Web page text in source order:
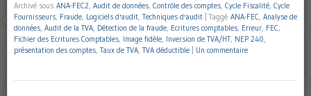
Archivé sous ANA-FEC2, Audit de données, Contrôle des comptes, Cycle Fiscalité, Cycle
Fournisseurs, Fraude, Logiciels d'audit, Techniques d'audit Taggé ANA-FEC, Analyse de
données, Audit de la TVA, Détection de la fraude, Ecritures comptables, Erreur, FEC,
Fichier des Ecritures Comptables, Image fidèle, Inversion de TVA/HT, NEP 240,
présentation des comptes, Taux de TVA, TVA déductible Un commentaire